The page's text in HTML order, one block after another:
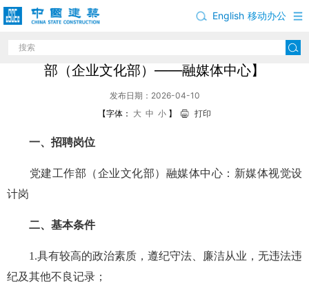
移动办公
English
中国建筑股份有限公司岗位招聘公告【党建工作
部（企业文化部）——融媒体中心】
发布日期：2026-04-10
【字体： 大 中 小 】 打印
一、招聘岗位
党建工作部（企业文化部）融媒体中心：新媒体视觉设
计岗
二、基本条件
1.具有较高的政治素质，遵纪守法、廉洁从业，无违法违
纪及其他不良记录；